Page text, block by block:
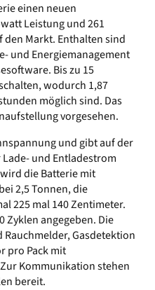
einen neuen
Leistung und 261
Markt. Enthalten sind
und Energiemanagement
Bis zu 15
wodurch 1,87
möglich sind. Das
vorgesehen.
und gibt auf der
Lade- und Entladestrom
die Batterie mit
2,5 Tonnen, die
225 mal 140 Zentimeter.
Zyklen angegeben. Die
Gasdetektion
pro Pack mit
Kommunikation stehen
bereit.